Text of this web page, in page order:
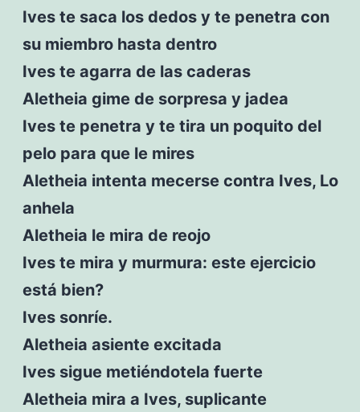
Ives te saca los dedos y te penetra con
su miembro hasta dentro
Ives te agarra de las caderas
Aletheia gime de sorpresa y jadea
Ives te penetra y te tira un poquito del
pelo para que le mires
Aletheia intenta mecerse contra Ives, Lo
anhela
Aletheia le mira de reojo
Ives te mira y murmura: este ejercicio
está bien?
Ives sonríe.
Aletheia asiente excitada
Ives sigue metiéndotela fuerte
Aletheia mira a Ives, suplicante